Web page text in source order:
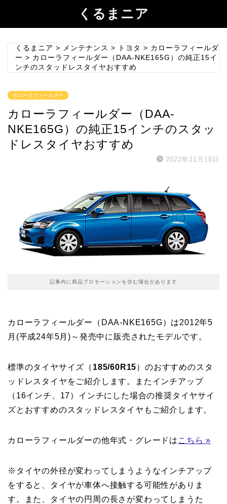
くるまニア
くるまニア > メンテナンス > トヨタ > カローラフィールダ
ー > カローラフィールダー（DAA-NKE165G）の純正15イ
ンチのスタッドレスタイヤおすすめ
カローラフィールダー
カローラフィールダー（DAA-
NKE165G）の純正15インチのスタッ
ドレスタイヤおすすめ
2022年11月18日
記事内に商品プロモーションを含む場合があります
カローラフィールダー（DAA-NKE165G）は2012年5
月(平成24年5月)～発売中に販売されたモデルです。
標準のタイヤサイズ（ 185/60R15）のおすすめのスタ
ッドレスタイヤをご紹介します。またインチアップ
（16インチ、17）インチにした場合の推奨タイヤサイ
ズとおすすめのスタッドレスタイヤもご紹介します。
カローラフィールダーの他年式・グレードは こちら »
※タイヤの外径が変わってしまうようなインチアップ
をすると、タイヤが車体へ接触する可能性がありま
す。また、タイヤの円周の長さが変わってしまうた